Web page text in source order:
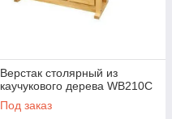
Верстак столярный из
каучукового дерева WB210C
Под заказ